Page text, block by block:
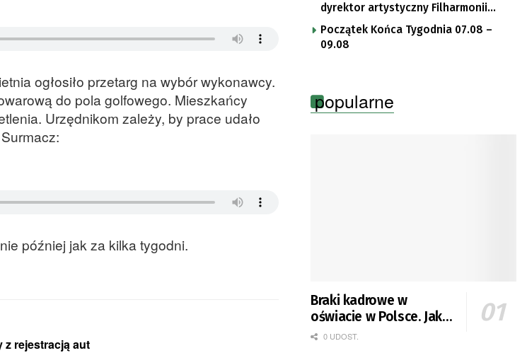
ogłosiło przetarg na wybór wykonawcy.
do pola golfowego. Mieszkańcy
Urzędnikom zależy, by prace udało
później jak za kilka tygodni.
z rejestracją aut
dyrektor artystyczny Filharmonii
Gorzowskiej
Początek Końca Tygodnia 07.08 –
09.08
popularne
Braki kadrowe w
oświacie w Polsce. Jak
jest w Gorzowie?
0 UDOST.